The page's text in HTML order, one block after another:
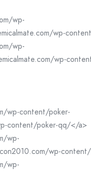
wp-
wp-
wp-
wp-
wp-content/poker-
content/poker-qq/</a>
wp-
wp-
wp-